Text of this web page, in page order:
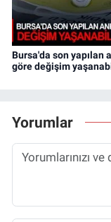
Bursa'da son yapılan
göre değişim
Yorumlar